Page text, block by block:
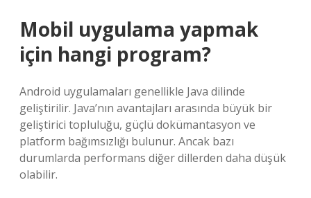
Mobil uygulama yapmak
için hangi program?
Android uygulamaları genellikle Java dilinde
geliştirilir. Java’nın avantajları arasında büyük bir
geliştirici topluluğu, güçlü dokümantasyon ve
platform bağımsızlığı bulunur. Ancak bazı
durumlarda performans diğer dillerden daha düşük
olabilir.